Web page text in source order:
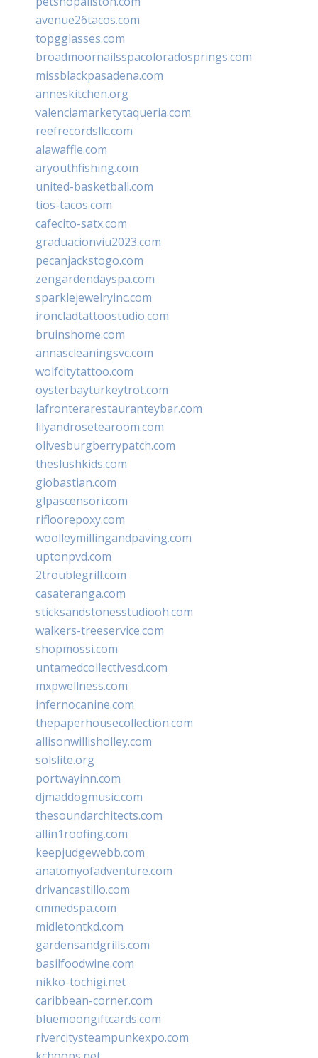
avenue26tacos.com
topgglasses.com
broadmoornailsspacoloradosprings.com
missblackpasadena.com
anneskitchen.org
valenciamarketytaqueria.com
reefrecordsllc.com
alawaffle.com
aryouthfishing.com
united-basketball.com
tios-tacos.com
cafecito-satx.com
graduacionviu2023.com
pecanjackstogo.com
zengardendayspa.com
sparklejewelryinc.com
ironcladtattoostudio.com
bruinshome.com
annascleaningsvc.com
wolfcitytattoo.com
oysterbayturkeytrot.com
lafronterarestauranteybar.com
lilyandrosetearoom.com
olivesburgberrypatch.com
theslushkids.com
giobastian.com
glpascensori.com
rifloorepoxy.com
woolleymillingandpaving.com
uptonpvd.com
2troublegrill.com
casateranga.com
sticksandstonesstudiooh.com
walkers-treeservice.com
shopmossi.com
untamedcollectivesd.com
mxpwellness.com
infernocanine.com
thepaperhousecollection.com
allisonwillisholley.com
solslite.org
portwayinn.com
djmaddogmusic.com
thesoundarchitects.com
allin1roofing.com
keepjudgewebb.com
anatomyofadventure.com
drivancastillo.com
cmmedspa.com
midletontkd.com
gardensandgrills.com
basilfoodwine.com
nikko-tochigi.net
caribbean-corner.com
bluemoongiftcards.com
rivercitysteampunkexpo.com